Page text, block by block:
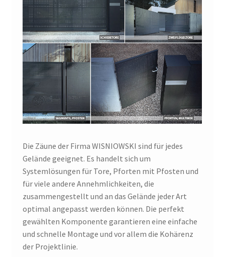
Die Zäune der Firma WISNIOWSKI sind für jedes
Gelände geeignet. Es handelt sich um
Systemlösungen für Tore, Pforten mit Pfosten und
für viele andere Annehmlichkeiten, die
zusammengestellt und an das Gelände jeder Art
optimal angepasst werden können. Die perfekt
gewählten Komponente garantieren eine einfache
und schnelle Montage und vor allem die Kohärenz
der Projektlinie.